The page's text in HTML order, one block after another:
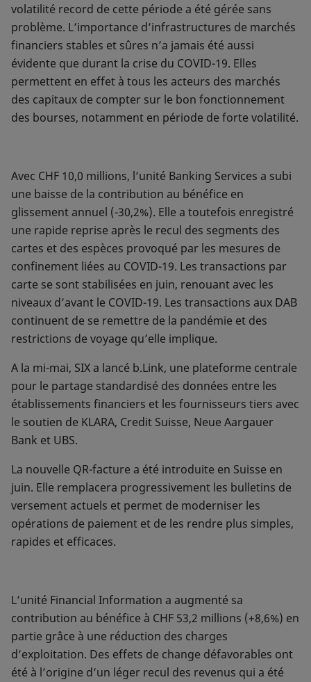
volatilité record de cette période a été gérée sans
problème. L’importance d’infrastructures de marchés
financiers stables et sûres n’a jamais été aussi
évidente que durant la crise du COVID-19. Elles
permettent en effet à tous les acteurs des marchés
des capitaux de compter sur le bon fonctionnement
des bourses, notamment en période de forte volatilité.
Avec CHF 10,0 millions, l’unité Banking Services a subi
une baisse de la contribution au bénéfice en
glissement annuel (-30,2%). Elle a toutefois enregistré
une rapide reprise après le recul des segments des
cartes et des espèces provoqué par les mesures de
confinement liées au COVID-19. Les transactions par
carte se sont stabilisées en juin, renouant avec les
niveaux d’avant le COVID-19. Les transactions aux DAB
continuent de se remettre de la pandémie et des
restrictions de voyage qu’elle implique.
A la mi-mai, SIX a lancé b.Link, une plateforme centrale
pour le partage standardisé des données entre les
établissements financiers et les fournisseurs tiers avec
le soutien de KLARA, Credit Suisse, Neue Aargauer
Bank et UBS.
La nouvelle QR-facture a été introduite en Suisse en
juin. Elle remplacera progressivement les bulletins de
versement actuels et permet de moderniser les
opérations de paiement et de les rendre plus simples,
rapides et efficaces.
L’unité Financial Information a augmenté sa
contribution au bénéfice à CHF 53,2 millions (+8,6%) en
partie grâce à une réduction des charges
d’exploitation. Des effets de change défavorables ont
été à l’origine d’un léger recul des revenus qui a été